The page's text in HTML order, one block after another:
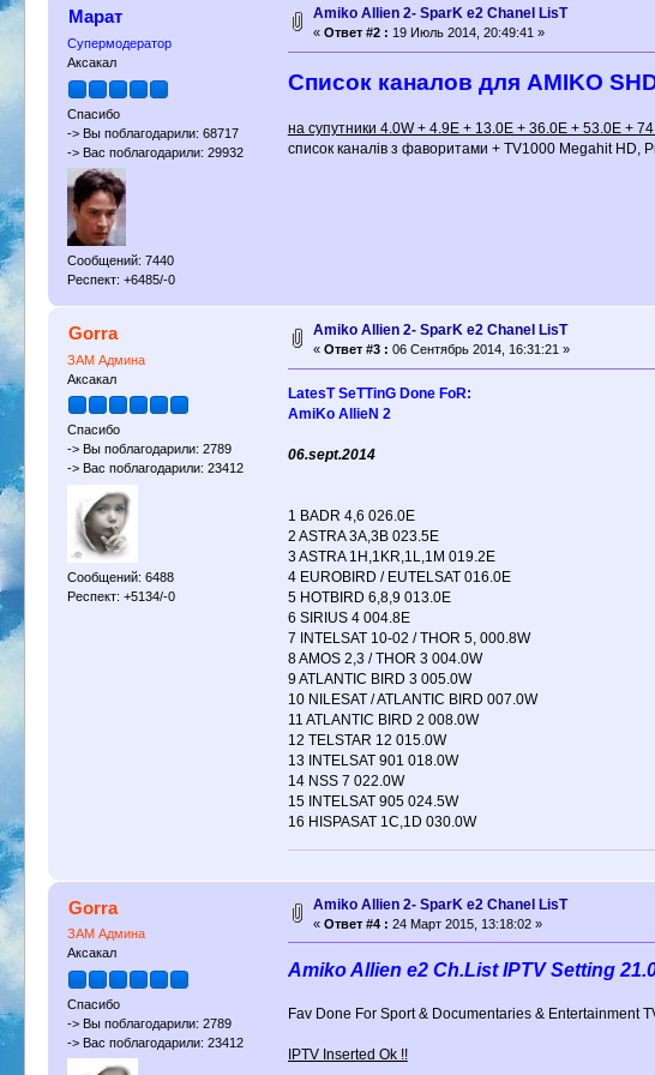
Марат
Супермодератор
Аксакал
Спасибо
-> Вы поблагодарили: 68717
-> Вас поблагодарили: 29932
Сообщений: 7440
Респект: +6485/-0
Amiko Allien 2- SparK e2 Chanel LisT
«Ответ #2 : 19 Июль 2014, 20:49:41 »
Список каналoв для AMIKO
на супутники 4.0W + 4.9E + 13.0E + 36.0Е + 53.0Е +
cписок каналів з фаворитами + TV1000 Megahit HD,
Gorra
ЗАМ Админа
Аксакал
Спасибо
-> Вы поблагодарили: 2789
-> Вас поблагодарили: 23412
Сообщений: 6488
Респект: +5134/-0
Amiko Allien 2- SparK e2 Chanel LisT
«Ответ #3 : 06 Сентябрь 2014, 16:31:21 »
LatesT SeTTinG Done FoR:
AmiKo AllieN 2
06.sept.2014
1 BADR 4,6 026.0E
2 ASTRA 3A,3B 023.5E
3 ASTRA 1H,1KR,1L,1M 019.2E
4 EUROBIRD / EUTELSAT 016.0E
5 HOTBIRD 6,8,9 013.0E
6 SIRIUS 4 004.8E
7 INTELSAT 10-02 / THOR 5, 000.8W
8 AMOS 2,3 / THOR 3 004.0W
9 ATLANTIC BIRD 3 005.0W
10 NILESAT / ATLANTIC BIRD 007.0W
11 ATLANTIC BIRD 2 008.0W
12 TELSTAR 12 015.0W
13 INTELSAT 901 018.0W
14 NSS 7 022.0W
15 INTELSAT 905 024.5W
16 HISPASAT 1C,1D 030.0W
Gorra
ЗАМ Админа
Аксакал
Спасибо
-> Вы поблагодарили: 2789
-> Вас поблагодарили: 23412
Amiko Allien 2- SparK e2 Chanel LisT
«Ответ #4 : 24 Март 2015, 13:18:02 »
Amiko Allien e2 Ch.List IPTV Setting
Fav Done For Sport & Documentaries & Entertainment
IPTV Inserted Ok !!